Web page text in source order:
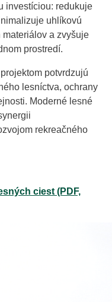
investíciou: redukuje
uhlíkovú
a zvyšuje
prostredí.
potvrdzujú
lesníctva, ochrany
Moderné lesné
rekreačného
ciest (PDF,